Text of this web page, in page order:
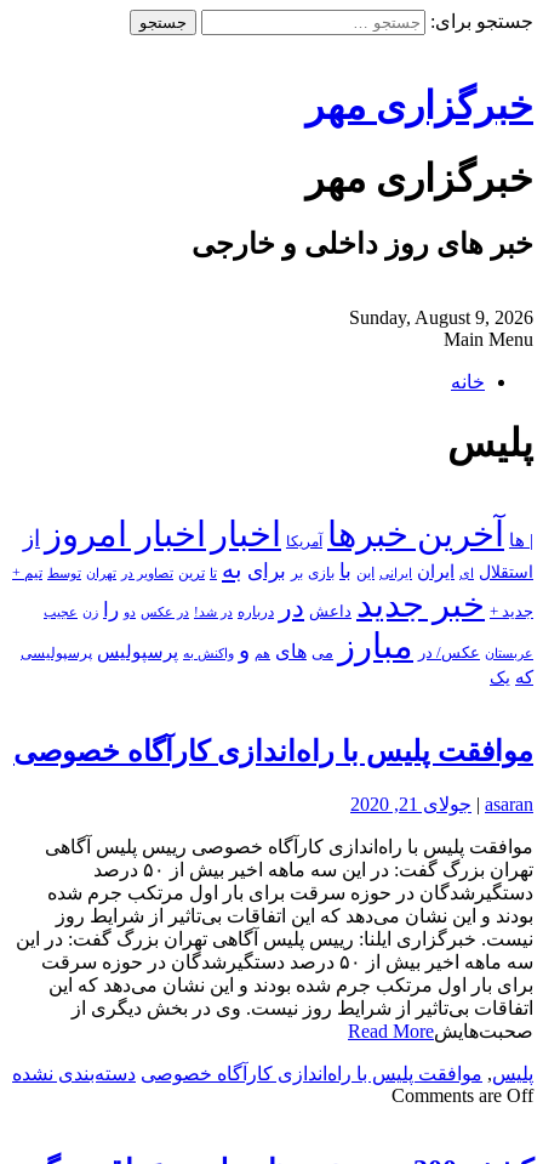
جستجو برای:
خبرگزاری مهر
خبرگزاری مهر
خبر های روز داخلی و خارجی
Sunday, August 9, 2026
Main Menu
خانه
پلیس
| ها آخرین خبرها آمریکا اخبار اخبار امروز از
استقلال ای ایران ایرانی این با بازی بر برای به تا ترین تصاویر در تهران توسط تیم +
جدید + خبر جدید داعش در درباره در شد! در عکس دو را زن عجیب
عربستان عکس/ در مبارز می های هم و واکنش به پرسپولیس پرسپولیسی
که یک
موافقت پلیس با راه‌اندازی کارآگاه خصوصی
asaran
| جولای 21, 2020
موافقت پلیس با راه‌اندازی کارآگاه خصوصی رییس پلیس آگاهی
تهران بزرگ گفت: در این سه ماهه اخیر بیش از ۵۰ درصد
دستگیرشدگان در حوزه سرقت برای بار اول مرتکب جرم شده
بودند و این نشان می‌دهد که این اتفاقات بی‌تاثیر از شرایط روز
نیست. خبرگزاری ایلنا: رییس پلیس آگاهی تهران بزرگ گفت: در این
سه ماهه اخیر بیش از ۵۰ درصد دستگیرشدگان در حوزه سرقت
برای بار اول مرتکب جرم شده بودند و این نشان می‌دهد که این
اتفاقات بی‌تاثیر از شرایط روز نیست. وی در بخش دیگری از
صحبت‌هایشRead More
پلیس, موافقت پلیس با راه‌اندازی کارآگاه خصوصی دسته‌بندی نشده
Comments are Off